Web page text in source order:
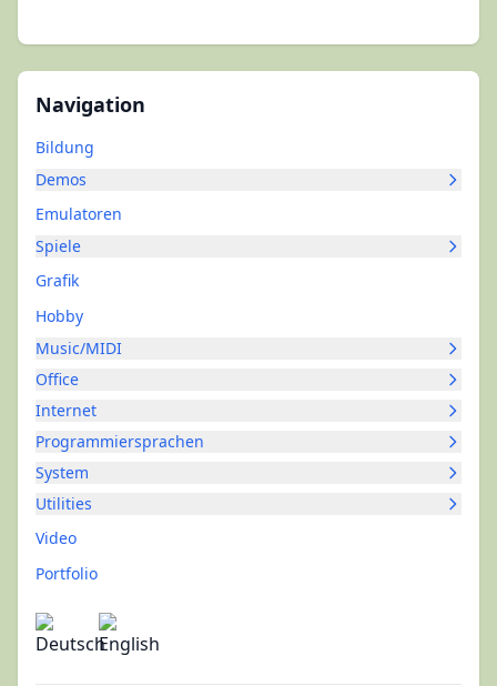
Navigation
Bildung
Demos
Emulatoren
Spiele
Grafik
Hobby
Music/MIDI
Office
Internet
Programmiersprachen
System
Utilities
Video
Portfolio